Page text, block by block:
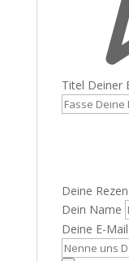
Titel Deiner
Deine
Dein Name
Deine E-